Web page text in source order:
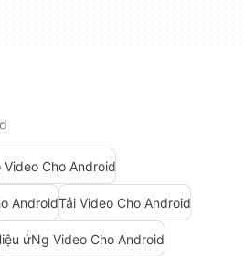
Video Cho Android
AndroidTải Video Cho Android
ứNg Video Cho Android